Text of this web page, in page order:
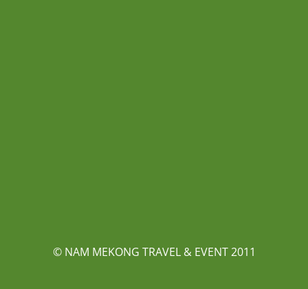
© NAM MEKONG TRAVEL & EVENT 2011